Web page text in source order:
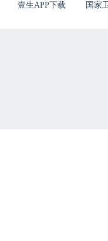
壹生APP下载 国家